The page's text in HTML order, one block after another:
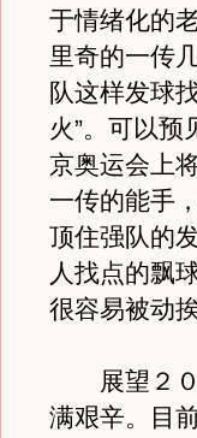
于情绪化的
里奇的一传
队这样发球
火”。可以预
京奥运会上
一传的能手
顶住强队的
人找点的飘
很容易被动挨
展望２０
满艰辛。目